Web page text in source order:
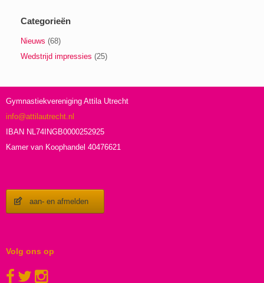
Categorieën
Nieuws (68)
Wedstrijd impressies (25)
Gymnastiekvereniging Attila Utrecht
info@attilautrecht.nl
IBAN NL74INGB0000252925
Kamer van Koophandel 40476621
aan- en afmelden
Volg ons op